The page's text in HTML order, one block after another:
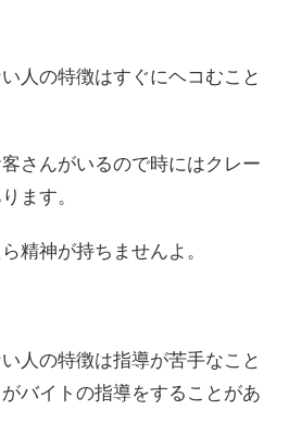
人の特徴はすぐにヘコむこと
さんがいるので時にはクレー
ます。
精神が持ちませんよ。
人の特徴は指導が苦手なこと
バイトの指導をすることがあ